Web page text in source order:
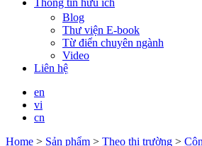
Thông tin hữu ích
Blog
Thư viện E-book
Từ điển chuyên ngành
Video
Liên hệ
en
vi
cn
Home > Sản phẩm > Theo thị trường >